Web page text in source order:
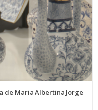
de Maria Albertina Jorge